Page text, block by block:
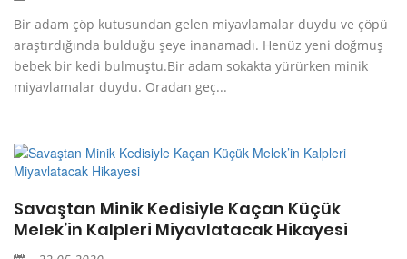
Bir adam çöp kutusundan gelen miyavlamalar duydu ve çöpü
araştırdığında bulduğu şeye inanamadı. Henüz yeni doğmuş
bebek bir kedi bulmuştu.Bir adam sokakta yürürken minik
miyavlamalar duydu. Oradan geç...
Savaştan Minik Kedisiyle Kaçan Küçük
Melek’in Kalpleri Miyavlatacak Hikayesi